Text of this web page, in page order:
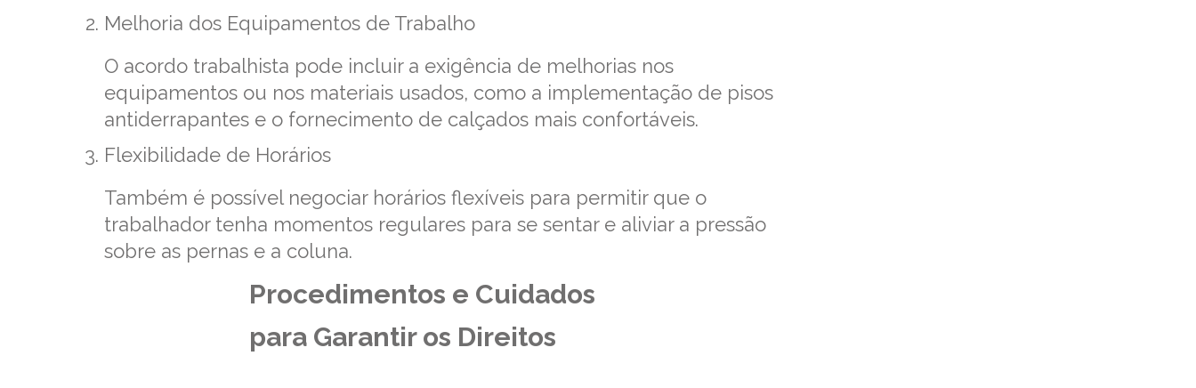
Melhoria dos Equipamentos de Trabalho
O acordo trabalhista pode incluir a exigência de melhorias nos
equipamentos ou nos materiais usados, como a implementação de pisos
antiderrapantes e o fornecimento de calçados mais confortáveis.
Flexibilidade de Horários
Também é possível negociar horários flexíveis para permitir que o
trabalhador tenha momentos regulares para se sentar e aliviar a pressão
sobre as pernas e a coluna.
Procedimentos e Cuidados
para Garantir os Direitos